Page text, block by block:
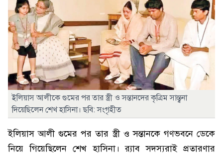
ইলিয়াস আলীকে গুমের পর তার স্ত্রী ও সন্তানদের কৃত্রিম সান্ত্বনা
দিয়েছিলেন শেখ হাসিনা। ছবি: সংগৃহীত
ইলিয়াস আলী গুমের পর তার স্ত্রী ও সন্তানকে গণভবনে ডেকে
নিয়ে গিয়েছিলেন শেখ হাসিনা। র‌্যাব সদস্যরাই প্রতারণার